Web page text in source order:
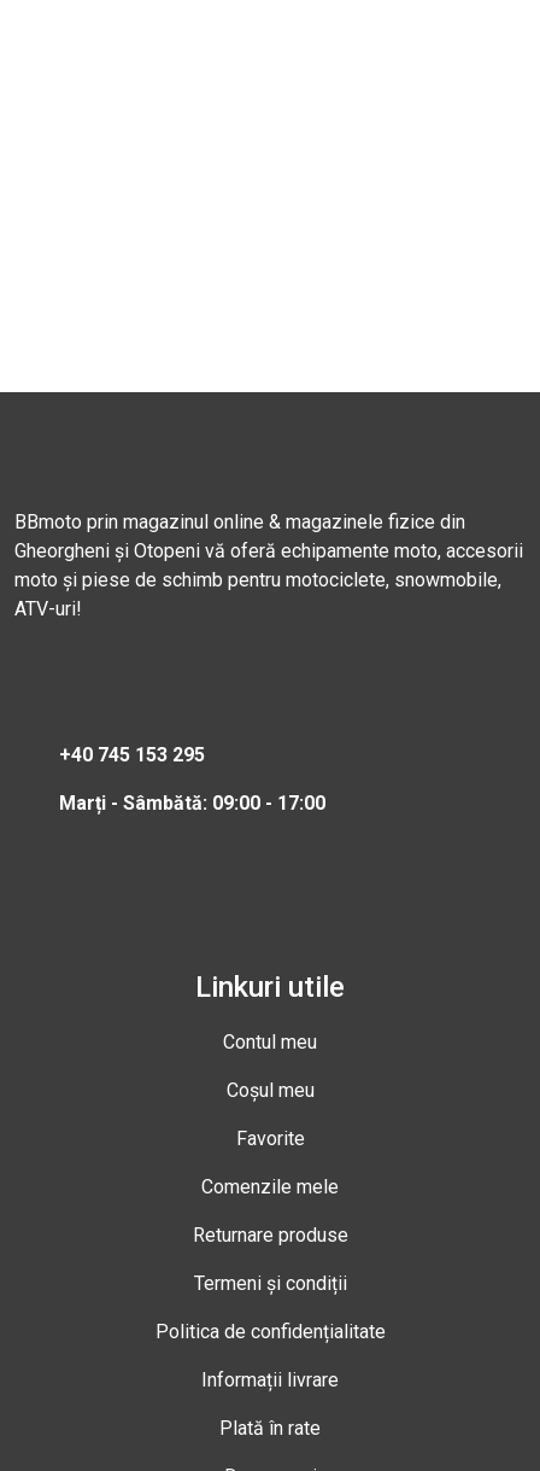
BBmoto prin magazinul online & magazinele fizice din
Gheorgheni și Otopeni vă oferă echipamente moto, accesorii
moto și piese de schimb pentru motociclete, snowmobile,
ATV-uri!
+40 745 153 295
Marți - Sâmbătă: 09:00 - 17:00
Linkuri utile
Contul meu
Coșul meu
Favorite
Comenzile mele
Returnare produse
Termeni și condiții
Politica de confidențialitate
Informații livrare
Plată în rate